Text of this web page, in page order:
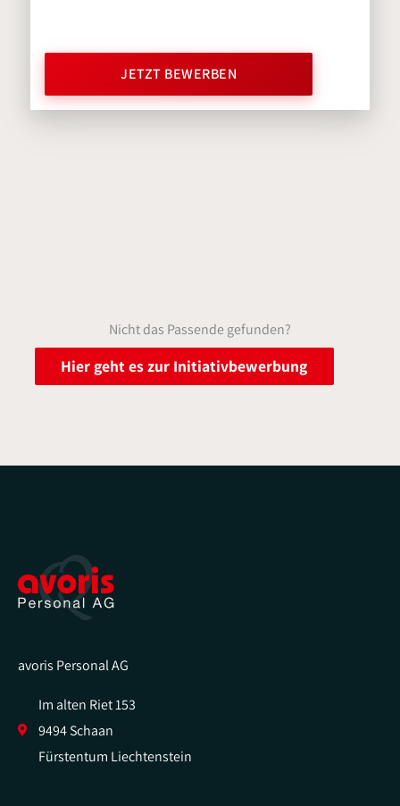
JETZT BEWERBEN
Nicht das Passende gefunden?
Hier geht es zur Initiativbewerbung
avoris Personal AG
Im alten Riet 153
9494 Schaan
Fürstentum Liechtenstein